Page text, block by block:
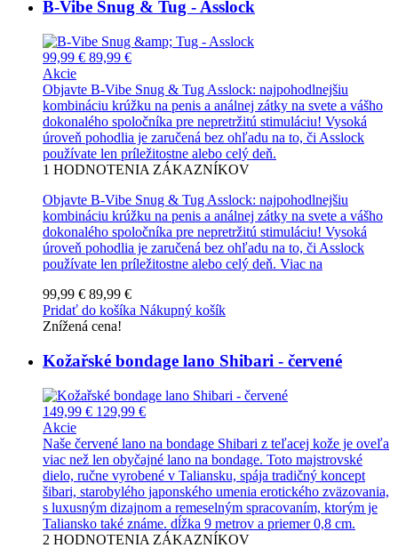
B-Vibe Snug & Tug - Asslock
99,99 € 89,99 €
Akcie
Objavte B-Vibe Snug & Tug Asslock: najpohodlnejšiu
kombináciu krúžku na penis a análnej zátky na svete a vášho
dokonalého spoločníka pre nepretržitú stimuláciu! Vysoká
úroveň pohodlia je zaručená bez ohľadu na to, či Asslock
používate len príležitostne alebo celý deň.
1 HODNOTENIA ZÁKAZNÍKOV
Objavte B-Vibe Snug & Tug Asslock: najpohodlnejšiu
kombináciu krúžku na penis a análnej zátky na svete a vášho
dokonalého spoločníka pre nepretržitú stimuláciu! Vysoká
úroveň pohodlia je zaručená bez ohľadu na to, či Asslock
používate len príležitostne alebo celý deň. Viac na
99,99 € 89,99 €
Pridať do košíka Nákupný košík
Znížená cena!
Kožařské bondage lano Shibari - červené
149,99 € 129,99 €
Akcie
Naše červené lano na bondage Shibari z teľacej kože je oveľa
viac než len obyčajné lano na bondage. Toto majstrovské
dielo, ručne vyrobené v Taliansku, spája tradičný koncept
šibari, starobylého japonského umenia erotického zväzovania,
s luxusným dizajnom a remeselným spracovaním, ktorým je
Taliansko také známe. dĺžka 9 metrov a priemer 0,8 cm.
2 HODNOTENIA ZÁKAZNÍKOV